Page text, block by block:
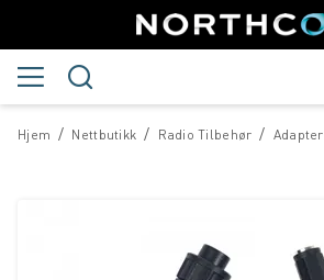
/
Hjem /
Nettbutikk /
Radio Tilbehør Adapter